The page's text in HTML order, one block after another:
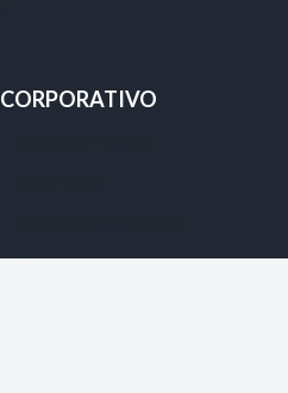
CORPORATIVO
Ventas Mayoristas